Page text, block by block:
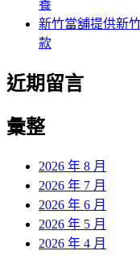
養
新竹當舖提供新
款
近期留言
彙整
2026 年 8 月
2026 年 7 月
2026 年 6 月
2026 年 5 月
2026 年 4 月